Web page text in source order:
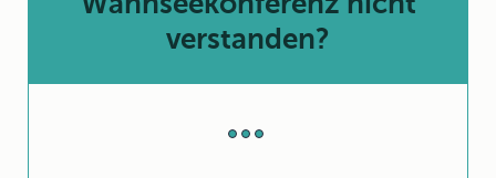
verstanden?